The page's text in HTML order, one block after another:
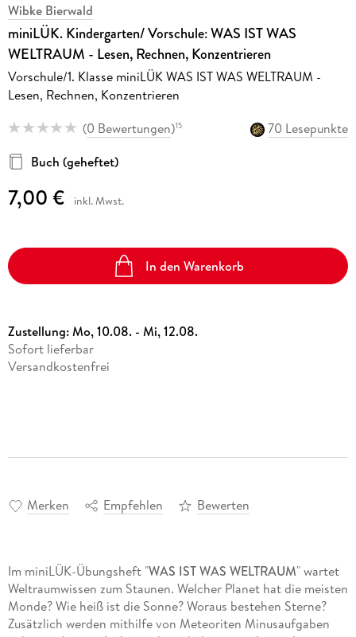
Wibke Bierwald
miniLÜK. Kindergarten/ Vorschule: WAS IST WAS
WELTRAUM - Lesen, Rechnen, Konzentrieren
Vorschule/1. Klasse miniLÜK WAS IST WAS WELTRAUM -
Lesen, Rechnen, Konzentrieren
(0 Bewertungen)15
70 Lesepunkte
Buch (geheftet)
7,00 € inkl. Mwst.
In den Warenkorb
Zustellung:Mo, 10.08. - Mi, 12.08.
Sofort lieferbar
Versandkostenfrei
Merken Empfehlen Bewerten
Im miniLÜK-Übungsheft "WAS IST WAS WELTRAUM" wartet
Weltraumwissen zum Staunen. Welcher Planet hat die meisten
Monde? Wie heiß ist die Sonne? Woraus bestehen Sterne?
Zusätzlich werden mithilfe von Meteoriten Minusaufgaben